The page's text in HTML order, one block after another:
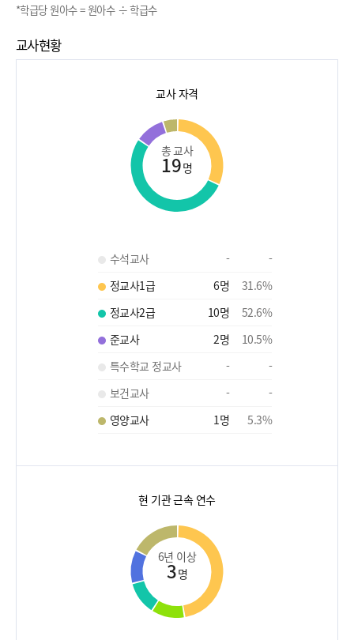
*학급당 원아수 = 원아수 ÷ 학급수
교사현황
교사 자격
총 교사
19명
수석교사 -
-
정교사1급
6명 31.6%
정교사2급
10명 52.6%
준교사
2명 10.5%
특수학교 정교사
-
-
보건교사
-
-
영양교사
1명 5.3%
현 기관 근속 연수
6년 이상
3명